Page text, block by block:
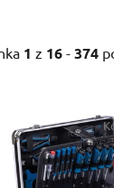
1 z 16 - 374